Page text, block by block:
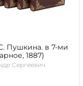
Пушкина. в 7-ми
1887)
Сергеевич